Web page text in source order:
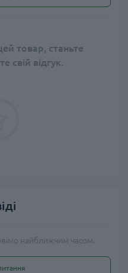
товар, станьте
свій відгук.
найближчим часом.